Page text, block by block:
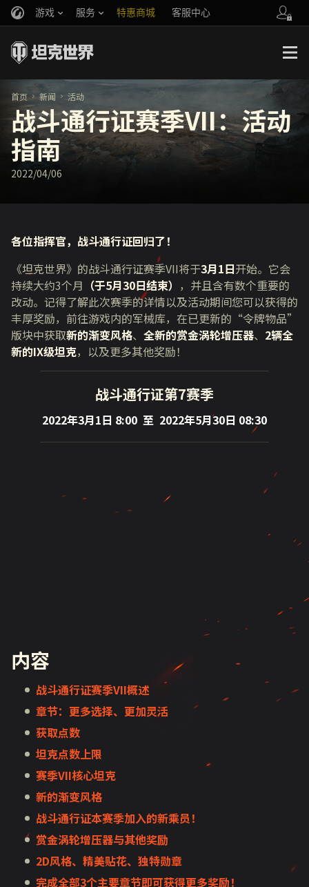
游戏 服务 特惠商城 客服中心
你好，吾久
万圣节
《以战止战》
官方自媒体
首页 新闻 活动
战斗通行证赛季VII：活动
指南
2022/04/06
各位指挥官，战斗通行证回归了！
《坦克世界》的战斗通行证赛季VII将于3月1日开始。它会
持续大约3个月 （于5月30日结束） ，并且含有数个重要的
改动。记得了解此次赛季的详情以及活动期间您可以获得的
丰厚奖励，前往游戏内的军械库，在已更新的“令牌物品”
版块中获取新的渐变风格、 全新的赏金涡轮增压器、 2辆全
新的IX级坦克，以及更多其他奖励！
战斗通行证第7赛季
2022年3月1日 8:00 至 2022年5月30日 08:30
内容
战斗通行证赛季VII概述
章节：更多选择、更加灵活
获取点数
坦克点数上限
赛季VII核心坦克
新的渐变风格
战斗通行证本赛季加入的新乘员！
赏金涡轮增压器与其他奖励
2D风格、精美贴花、独特勋章
完成全部3个主要章节即可获得更多奖励！